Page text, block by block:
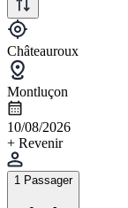
Châteauroux
Montluçon
10/08/2026
+ Revenir
1 Passager